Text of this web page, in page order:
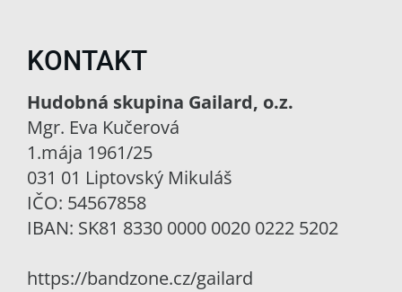
KONTAKT
Hudobná skupina Gailard, o.z.
Mgr. Eva Kučerová
1.mája 1961/25
031 01 Liptovský Mikuláš
IČO: 54567858
IBAN: SK81 8330 0000 0020 0222 5202
https://bandzone.cz/gailard